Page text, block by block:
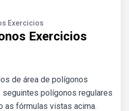
Exercicios
Exercicios
de área de polígonos
polígonos regulares
as fórmulas vistas acima.